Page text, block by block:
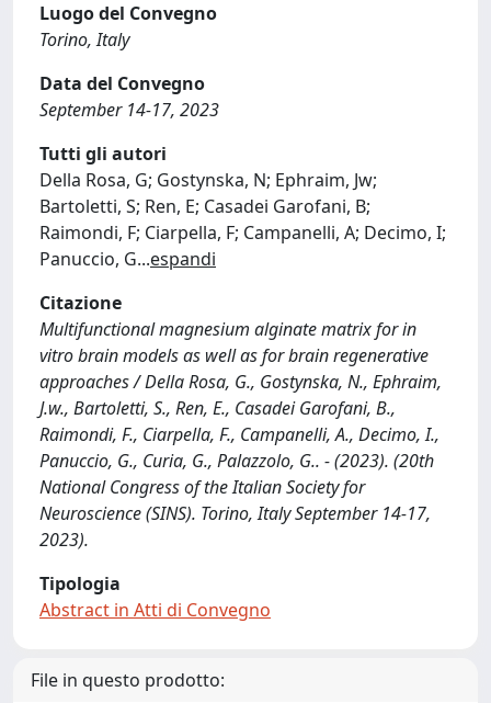
Luogo del Convegno
Torino, Italy
Data del Convegno
September 14-17, 2023
Tutti gli autori
Della Rosa, G; Gostynska, N; Ephraim, Jw;
Bartoletti, S; Ren, E; Casadei Garofani, B;
Raimondi, F; Ciarpella, F; Campanelli, A; Decimo, I;
Panuccio, G...espandi
Citazione
Multifunctional magnesium alginate matrix for in
vitro brain models as well as for brain regenerative
approaches / Della Rosa, G., Gostynska, N., Ephraim,
J.w., Bartoletti, S., Ren, E., Casadei Garofani, B.,
Raimondi, F., Ciarpella, F., Campanelli, A., Decimo, I.,
Panuccio, G., Curia, G., Palazzolo, G.. - (2023). (20th
National Congress of the Italian Society for
Neuroscience (SINS). Torino, Italy September 14-17,
2023).
Tipologia
Abstract in Atti di Convegno
File in questo prodotto: